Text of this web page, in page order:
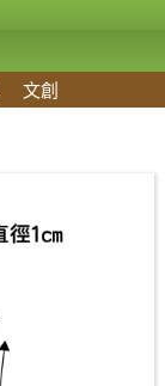
文創